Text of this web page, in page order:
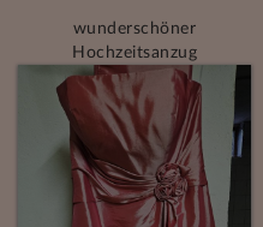
wunderschöner
Hochzeitsanzug